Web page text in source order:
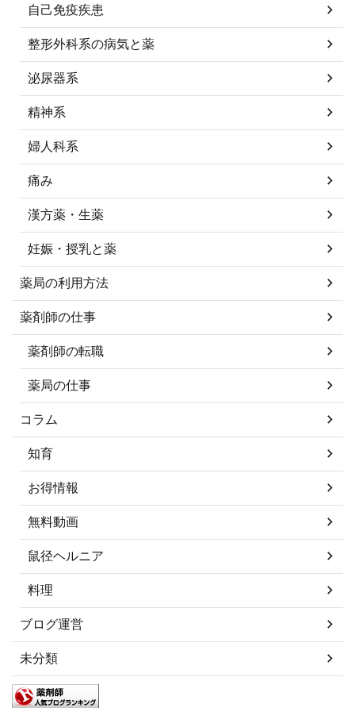
自己免疫疾患
整形外科系の病気と薬
泌尿器系
精神系
婦人科系
痛み
漢方薬・生薬
妊娠・授乳と薬
薬局の利用方法
薬剤師の仕事
薬剤師の転職
薬局の仕事
コラム
知育
お得情報
無料動画
鼠径ヘルニア
料理
ブログ運営
未分類